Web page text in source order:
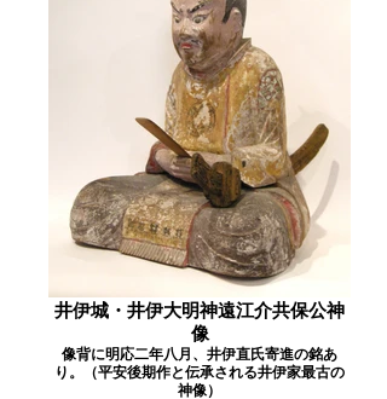
井伊城・井伊大明神遠江介共保公神
像
像背に明応二年八月、井伊直氏寄進の銘あ
り。（平安後期作と伝承される井伊家最古の
神像）